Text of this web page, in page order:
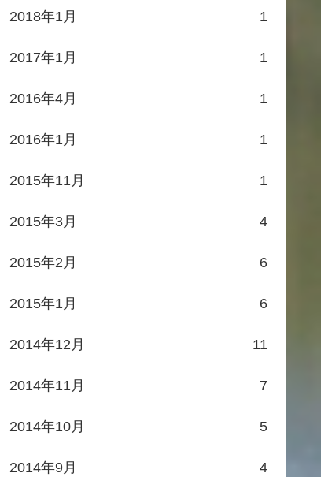
2018年1月 1
2017年1月 1
2016年4月 1
2016年1月 1
2015年11月 1
2015年3月 4
2015年2月 6
2015年1月 6
2014年12月 11
2014年11月 7
2014年10月 5
2014年9月 4